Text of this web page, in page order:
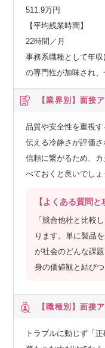
511.9万円
【平均残業時間】
22時間／月
事務系職種として年
の専門性が加味され、
【業界別】 面接
品質や安全性を重視
伝える冷静さが評価
信頼に繋がるため、
べておくと良いでしょ
【よくある質問と
「競合他社と比較
ります。単に製品
が社会のどんな課
身の価値観と結び
【職種別】 面接
トラブルに動じず「